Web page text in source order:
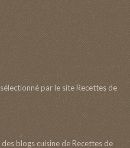
par le siteRecettes de
blogs cuisinedeRecettes de